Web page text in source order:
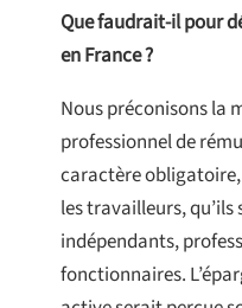
Que faudrait-il pour
en France ?
Nous préconisons la
professionnel de
caractère
les travailleurs,
indépendants,
fonctionnaires.